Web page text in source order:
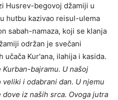
Husrev-begovoj džamiji u
hutbu kazivao reisul-ulema
sabah-namaza, koji se klanja
održan je svečani
Kur'ana, ilahija i kasida.
bajramu. U našoj
i odabrani dan. U njemu
iz naših srca. Ovoga jutra